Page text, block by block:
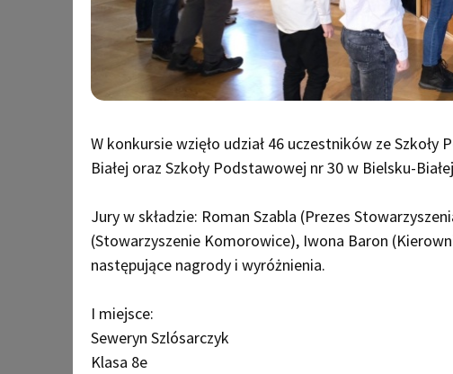
W konkursie wzięło udział 46 uczestników ze
Białej oraz Szkoły Podstawowej nr 30 w Bielsku-
Jury w składzie: Roman Szabla (Prezes
(Stowarzyszenie Komorowice), Iwona Baron
następujące nagrody i wyróżnienia.
I miejsce:
Seweryn Szlósarczyk
Klasa 8e